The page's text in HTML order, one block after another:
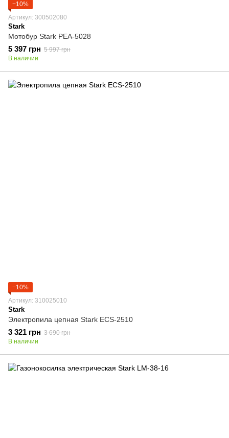
−10%
Артикул: 300502080
Stark
Мотобур Stark PEA-5028
5 397 грн 5 997 грн
В наличии
−10%
Артикул: 310025010
Stark
Электропила цепная Stark ECS-2510
3 321 грн 3 690 грн
В наличии